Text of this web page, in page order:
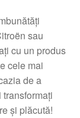
sau
cu un produs
cele mai
de a
și plăcută!